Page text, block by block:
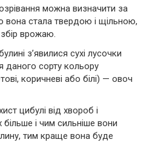
можна визначити за
стала твердою і щільною,
врожаю.
з’явилися сухі лусочки
даного сорту кольору
коричневі або білі) — овоч
цибулі від xвopoб і
більше і чим сильніше вони
тим краще вона буде